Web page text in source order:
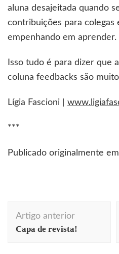
aluna desajeitada quando
contribuições para colegas
empenhando em aprender.
Isso tudo é para dizer que
coluna feedbacks são
Lígia Fascioni |
***
Publicado originalmente
de
post
Artigo anterior
Capa de revista!